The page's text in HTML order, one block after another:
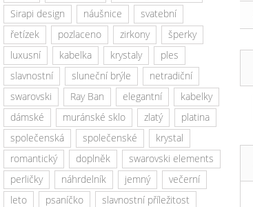
Sirapi design
náušnice
svatební
řetízek
pozlaceno zirkony
šperky
luxusní
kabelka krystaly
ples
slavnostní
sluneční brýle
netradiční
swarovski
Ray Ban elegantní
kabelky
dámské
muránské sklo zlatý
platina
společenská
společenské
krystal
romantický
doplněk
swarovski elements
perličky
náhrdelník jemný
večerní
leto
psaníčko
slavnostní příležitost